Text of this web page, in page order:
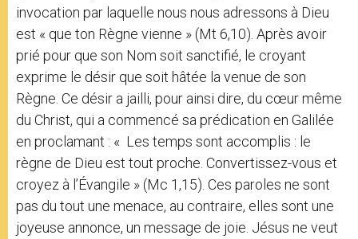
invocation par laquelle nous nous adressons à Dieu
est « que ton Règne vienne » (Mt 6,10). Après avoir
prié pour que son Nom soit sanctifié, le croyant
exprime le désir que soit hâtée la venue de son
Règne. Ce désir a jailli, pour ainsi dire, du cœur même
du Christ, qui a commencé sa prédication en Galilée
en proclamant : « Les temps sont accomplis : le
règne de Dieu est tout proche. Convertissez-vous et
croyez à l’Évangile » (Mc 1,15). Ces paroles ne sont
pas du tout une menace, au contraire, elles sont une
joyeuse annonce, un message de joie. Jésus ne veut